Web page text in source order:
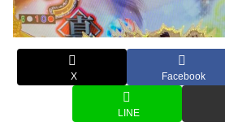
X Facebook
LINE